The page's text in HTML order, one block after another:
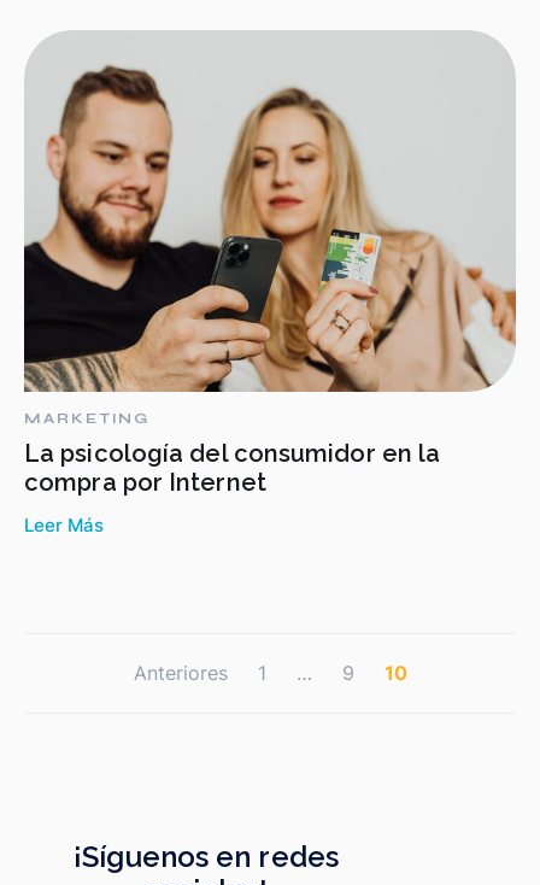
MARKETING
La psicología del consumidor en la
compra por Internet
Leer Más
Paginación
Anteriores 1 … 9 10
¡Síguenos en redes